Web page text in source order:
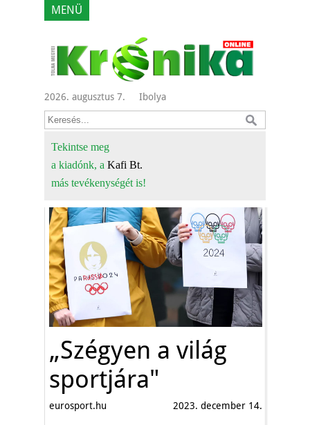
MENÜ
2026. augusztus 7. Ibolya
Tekintse meg
a kiadónk, a Kafi Bt.
más tevékenységét is!
„Szégyen a világ
sportjára"
eurosport.hu 2023. december 14.